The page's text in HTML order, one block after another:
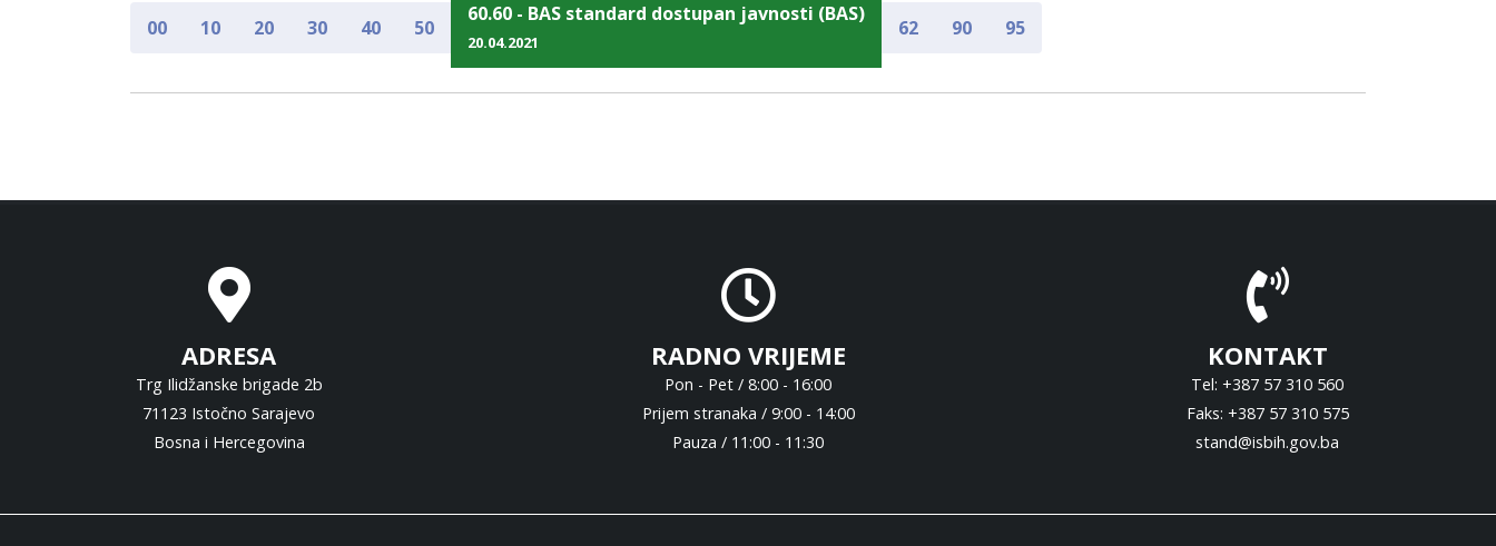
00 10 20 30 40 50
60.60 - BAS standard dostupan javnosti (BAS)
20.04.2021
62 90 95
ADRESA
Trg Ilidžanske brigade 2b
71123 Istočno Sarajevo
Bosna i Hercegovina
RADNO VRIJEME
Pon - Pet / 8:00 - 16:00
Prijem stranaka / 9:00 - 14:00
Pauza / 11:00 - 11:30
KONTAKT
Tel: +387 57 310 560
Faks: +387 57 310 575
stand@isbih.gov.ba